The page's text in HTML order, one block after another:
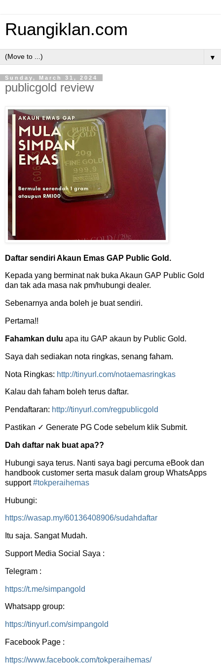
Ruangiklan.com
▼
Sunday, March 31, 2024
publicgold review
Daftar sendiri Akaun Emas GAP Public Gold.
Kepada yang berminat nak buka Akaun GAP Public Gold
dan tak ada masa nak pm/hubungi dealer.
Sebenarnya anda boleh je buat sendiri.
Pertama!!
Fahamkan dulu apa itu GAP akaun by Public Gold.
Saya dah sediakan nota ringkas, senang faham.
Nota Ringkas: http://tinyurl.com/notaemasringkas
Kalau dah faham boleh terus daftar.
Pendaftaran: http://tinyurl.com/regpublicgold
Pastikan ✓ Generate PG Code sebelum klik Submit.
Dah daftar nak buat apa??
Hubungi saya terus. Nanti saya bagi percuma eBook dan
handbook customer serta masuk dalam group WhatsApps
support#tokperaihemas
Hubungi:
https://wasap.my/60136408906/sudahdaftar
Itu saja. Sangat Mudah.
Support Media Social Saya :
Telegram :
https://t.me/simpangold
Whatsapp group:
https://tinyurl.com/simpangold
Facebook Page :
https://www.facebook.com/tokperaihemas/